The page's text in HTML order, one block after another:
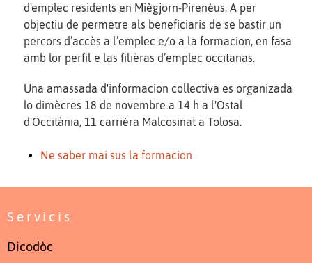
d'emplec residents en Miègjorn-Pirenèus. A per
objectiu de permetre als beneficiaris de se bastir un
percors d’accès a l’emplec e/o a la formacion, en fasa
amb lor perfil e las filièras d’emplec occitanas.
Una amassada d'informacion collectiva es organizada
lo dimècres 18 de novembre a 14 h a l'Ostal
d'Occitània, 11 carrièra Malcosinat a Tolosa.
Ne saber mai sus la formacion
Servicis
Dicodòc